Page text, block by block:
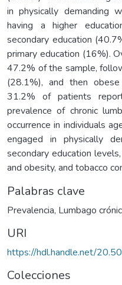
in physically demanding
having a higher
secondary education
primary education (16%).
47.2% of the sample,
(28.1%), and then
31.2% of patients
prevalence of chronic
occurrence in individuals
engaged in physically
secondary education
and obesity, and tobacco
Palabras clave
Prevalencia, Lumbago
URI
https://hdl.handle.net/
Colecciones